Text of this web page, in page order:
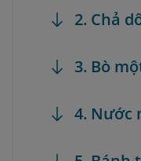
2. Chả
3. Bò
4. Nước